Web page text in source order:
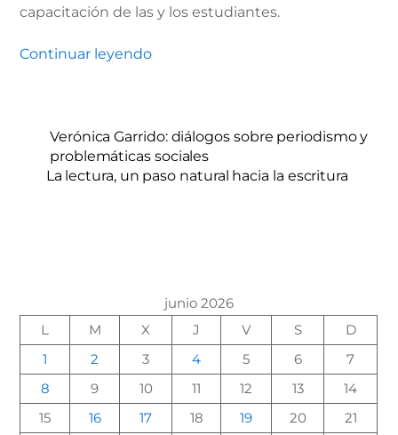
capacitación de las y los estudiantes.
Continuar leyendo
Verónica Garrido: diálogos sobre periodismo y
problemáticas sociales
La lectura, un paso natural hacia la escritura
junio 2026
L
M X J V S
D
1
2 3 4 5 6
7
8
9 10 11 12 13
14
15
16 17 18 19 20
21